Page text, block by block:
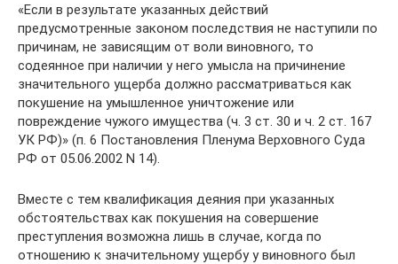
«Если в результате указанных действий
предусмотренные законом последствия не наступили по
причинам, не зависящим от воли виновного, то
содеянное при наличии у него умысла на причинение
значительного ущерба должно рассматриваться как
покушение на умышленное уничтожение или
повреждение чужого имущества (ч. 3 ст. 30 и ч. 2 ст. 167
УК РФ)» (п. 6 Постановления Пленума Верховного Суда
РФ от 05.06.2002 N 14).
Вместе с тем квалификация деяния при указанных
обстоятельствах как покушения на совершение
преступления возможна лишь в случае, когда по
отношению к значительному ущербу у виновного был